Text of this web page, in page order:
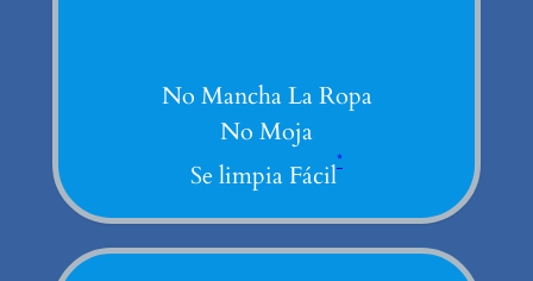
No Mancha La Ropa
No Moja
Se limpia Fácil*